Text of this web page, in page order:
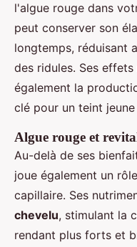
l'algue rouge dans
peut conserver son
longtemps, réduisant
des ridules. Ses
également la
clé pour un teint
Algue rouge et
Au-delà de ses
joue également un
capillaire. Ses
chevelu, stimulant la
rendant plus forts et